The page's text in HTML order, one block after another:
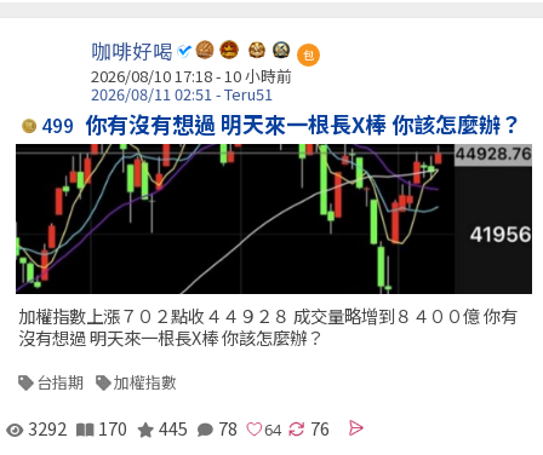
咖啡好喝 包
2026/08/10 17:18 - 10 小時前
2026/08/11 02:51 - Teru51
499 你有沒有想過 明天來一根長X棒 你該怎麼辦？
加權指數上漲７０２點收４４９２８ 成交量略增到８４００億 你有
沒有想過 明天來一根長X棒 你該怎麼辦？
台指期 加權指數
3292 170 445 78 76